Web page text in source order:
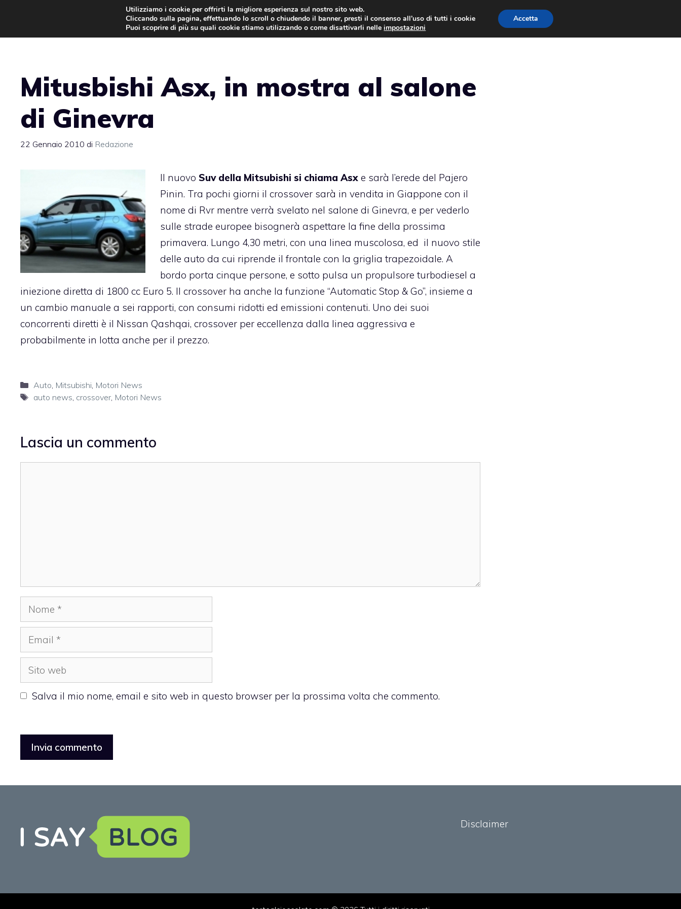
contenuto
AUTO NEWS EVENTI E FIERE
Mitusbishi Asx, in mostra al salone
di Ginevra
22 Gennaio 2010 di Redazione
Il nuovo Suv della Mitsubishi si chiama Asx e sarà l’erede del Pajero
Pinin. Tra pochi giorni il crossover sarà in vendita in Giappone con il
nome di Rvr mentre verrà svelato nel salone di Ginevra, e per vederlo
sulle strade europee bisognerà aspettare la fine della prossima
primavera. Lungo 4,30 metri, con una linea muscolosa, ed il nuovo stile
delle auto da cui riprende il frontale con la griglia trapezoidale. A
bordo porta cinque persone, e sotto pulsa un propulsore turbodiesel a
iniezione diretta di 1800 cc Euro 5. Il crossover ha anche la funzione “Automatic Stop & Go”, insieme a
un cambio manuale a sei rapporti, con consumi ridotti ed emissioni contenuti. Uno dei suoi
concorrenti diretti è il Nissan Qashqai, crossover per eccellenza dalla linea aggressiva e
probabilmente in lotta anche per il prezzo.
Categorie
Auto Mitsubishi Motori News
Tag
auto news crossover, Motori News
Lascia un commento
Nome
Email
Sito
web
Salva il mio nome, email e sito web in questo browser per la prossima volta che commento.
Disclaimer
Utilizziamo i cookie per offrirti la migliore esperienza sul nostro sito web.
Cliccando sulla pagina, effettuando lo scroll o chiudendo il banner, presti il consenso all’uso di tutti i cookie
Puoi scoprire di più su quali cookie stiamo utilizzando o come disattivarli nelleimpostazioni
Accetta